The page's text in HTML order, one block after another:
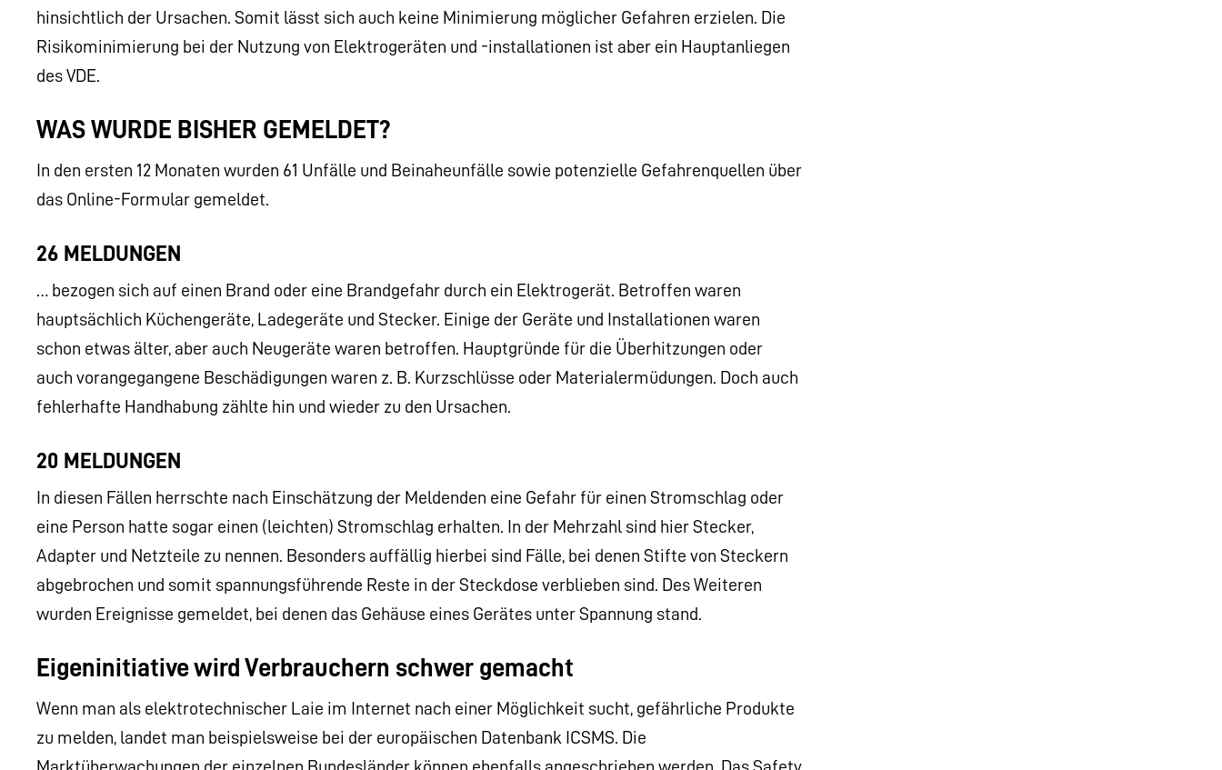
hinsichtlich der Ursachen. Somit lässt sich auch keine Minimierung möglicher Gefahren erzielen. Die
Risikominimierung bei der Nutzung von Elektrogeräten und -installationen ist aber ein Hauptanliegen
des VDE.
WAS WURDE BISHER GEMELDET?
In den ersten 12 Monaten wurden 61 Unfälle und Beinaheunfälle sowie potenzielle Gefahrenquellen über
das Online-Formular gemeldet.
26 MELDUNGEN
… bezogen sich auf einen Brand oder eine Brandgefahr durch ein Elektrogerät. Betroffen waren
hauptsächlich Küchengeräte, Ladegeräte und Stecker. Einige der Geräte und Installationen waren
schon etwas älter, aber auch Neugeräte waren betroffen. Hauptgründe für die Überhitzungen oder
auch vorangegangene Beschädigungen waren z. B. Kurzschlüsse oder Materialermüdungen. Doch auch
fehlerhafte Handhabung zählte hin und wieder zu den Ursachen.
20 MELDUNGEN
In diesen Fällen herrschte nach Einschätzung der Meldenden eine Gefahr für einen Stromschlag oder
eine Person hatte sogar einen (leichten) Stromschlag erhalten. In der Mehrzahl sind hier Stecker,
Adapter und Netzteile zu nennen. Besonders auffällig hierbei sind Fälle, bei denen Stifte von Steckern
abgebrochen und somit spannungsführende Reste in der Steckdose verblieben sind. Des Weiteren
wurden Ereignisse gemeldet, bei denen das Gehäuse eines Gerätes unter Spannung stand.
Eigeninitiative wird Verbrauchern schwer gemacht
Wenn man als elektrotechnischer Laie im Internet nach einer Möglichkeit sucht, gefährliche Produkte
zu melden, landet man beispielsweise bei der europäischen Datenbank ICSMS. Die